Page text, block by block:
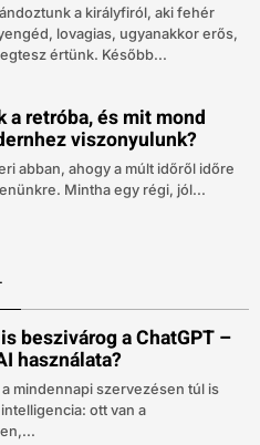
a királyfiról, aki fehér
lovagias, ugyanakkor erős,
értünk. Később...
a retróba, és mit mond
viszonyulunk?
abban, ahogy a múlt időről időre
Mintha egy régi, jól...
beszivárog a ChatGPT –
használata?
mindennapi szervezésen túl is
ott van a